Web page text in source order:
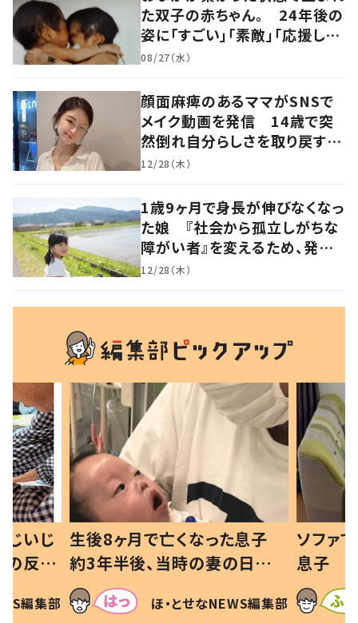
た双子の赤ちゃん。 24年後の
姿に「すごい」「素敵」「応援して
います」
08/27（水）
顔面麻痺のあるママがSNSで
メイク動画を発信 14歳で突
然倒れ自分らしさを取り戻すま
で
12/28（木）
1歳9ヶ月で身長が伸びなくなっ
た娘 『社会から孤立しがちな
障がい者』を変えるため、発信
を続ける母と娘に迫る
12/28（木）
じいじ
の反応
編集部
生後8ヶ月で亡くなった息子
約3年半後、当時の妻の日記に
書いてあった本音とは
ほ・とせなNEWS編集部
ソファ
息子
「！？
に「可